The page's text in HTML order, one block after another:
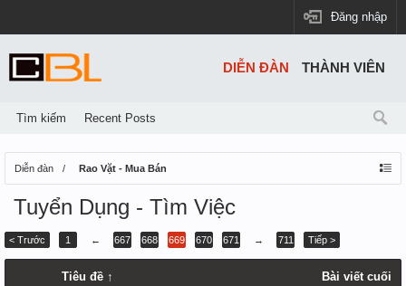
Đăng nhập
Diễn đàn Rao Vặt - Mua Bán
Tuyển Dụng - Tìm Việc
< Trước 1 ← 667 668 669 670 671 → 711 Tiếp >
Tiêu đề ↑ Bài viết cuối
DIỄN ĐÀN
Tìm kiếm Recent Posts
THÀNH VIÊN